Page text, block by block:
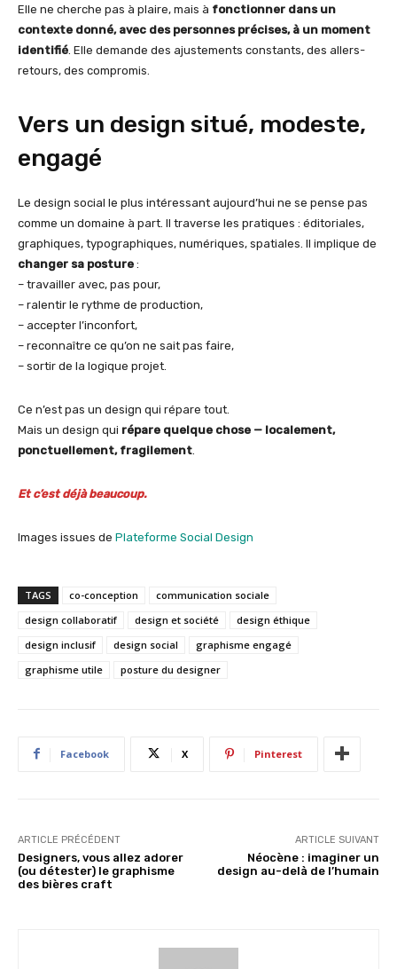
Elle ne cherche pas à plaire, mais à fonctionner dans un
contexte donné, avec des personnes précises, à un moment
identifié . Elle demande des ajustements constants, des allers-
retours, des compromis.
Vers un design situé, modeste,
engagé
Le design social le plus intéressant aujourd’hui ne se pense pas
comme un domaine à part. Il traverse les pratiques : éditoriales,
graphiques, typographiques, numériques, spatiales. Il implique de
changer sa posture :
– travailler avec, pas pour,
– ralentir le rythme de production,
– accepter l’inconfort,
– reconnaître ce qu’on ne sait pas faire,
– sortir de la logique projet.
Ce n’est pas un design qui répare tout.
Mais un design qui répare quelque chose — localement,
ponctuellement, fragilement
Et c’est déjà beaucoup.
Images issues de Plateforme Social Design
TAGS co-conception
communication sociale
design collaboratif
design et société
design éthique
design inclusif
design social
graphisme engagé
graphisme utile
posture du designer
Facebook X Pinterest
ARTICLE PRÉCÉDENT
Designers, vous allez adorer
(ou détester) le graphisme
des bières craft
ARTICLE SUIVANT
Néocène : imaginer un
design au-delà de l’humain